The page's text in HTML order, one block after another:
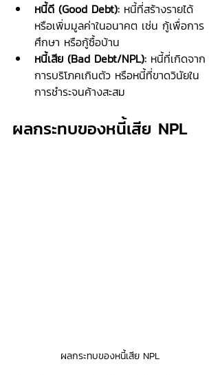
หนี้ดี (Good Debt): หนี้ที่สร้างรายได้
หรือเพิ่มมูลค่าในอนาคต เช่น กู้เพื่อการ
ศึกษา หรือกู้ซื้อบ้าน
หนี้เสีย (Bad Debt/NPL): หนี้ที่เกิดจาก
การบริโภคเกินตัว หรือหนี้ที่ขาดวินัยใน
การชำระจนค้างสะสม
ผลกระทบของหนี้เสีย NPL
ผลกระทบของหนี้เสีย NPL